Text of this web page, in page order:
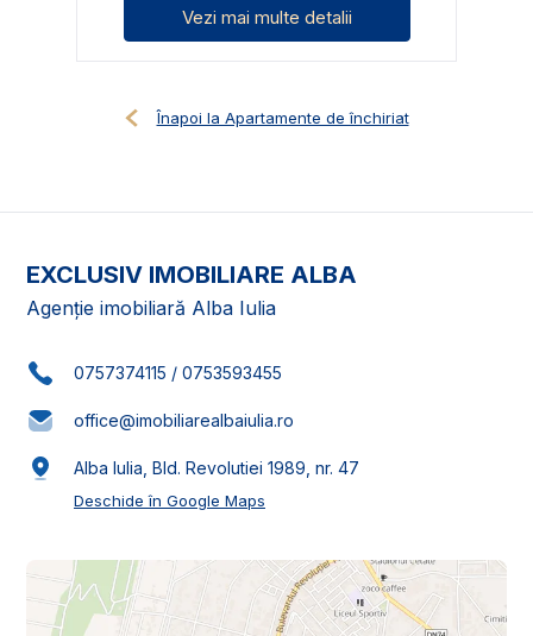
Vezi mai multe detalii
Înapoi la Apartamente de închiriat
EXCLUSIV IMOBILIARE ALBA
Agenție imobiliară Alba Iulia
0757374115 / 0753593455
office@imobiliarealbaiulia.ro
Alba Iulia, Bld. Revolutiei 1989, nr. 47
Deschide în Google Maps